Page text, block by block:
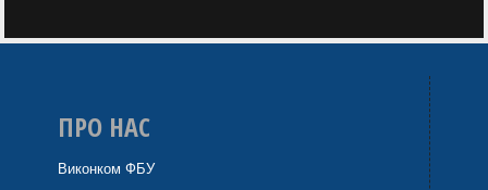
ПРО НАС
Виконком ФБУ